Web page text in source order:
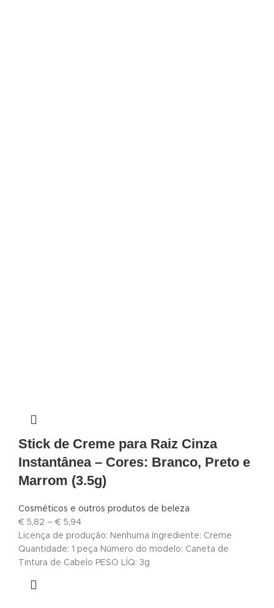
Stick de Creme para Raiz Cinza
Instantânea – Cores: Branco, Preto e
Marrom (3.5g)
Cosméticos e outros produtos de beleza
€ 5,82 – € 5,94
Licença de produção: Nenhuma Ingrediente: Creme
Quantidade: 1 peça Número do modelo: Caneta de
Tintura de Cabelo PESO LÍQ: 3g